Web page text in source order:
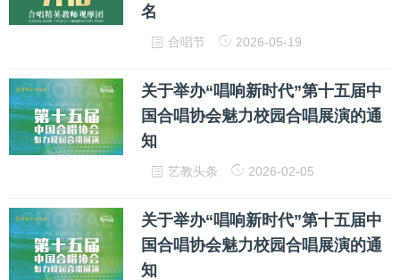
名
合唱节 2026-05-19
关于举办“唱响新时代”第十五届中
国合唱协会魅力校园合唱展演的通
知
艺教头条 2026-02-05
关于举办“唱响新时代”第十五届中
国合唱协会魅力校园合唱展演的通
知